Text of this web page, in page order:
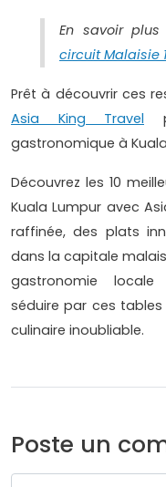
En savoir
circuit Malaisie
Prêt à découvrir ces
Asia King Travel
gastronomique à
Découvrez les 10
Kuala Lumpur avec
raffinée, des plats
dans la capitale
gastronomie locale
séduire par ces
culinaire inoubliable.
Poste un